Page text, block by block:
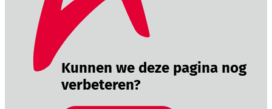
Kunnen we deze pagina nog
verbeteren?